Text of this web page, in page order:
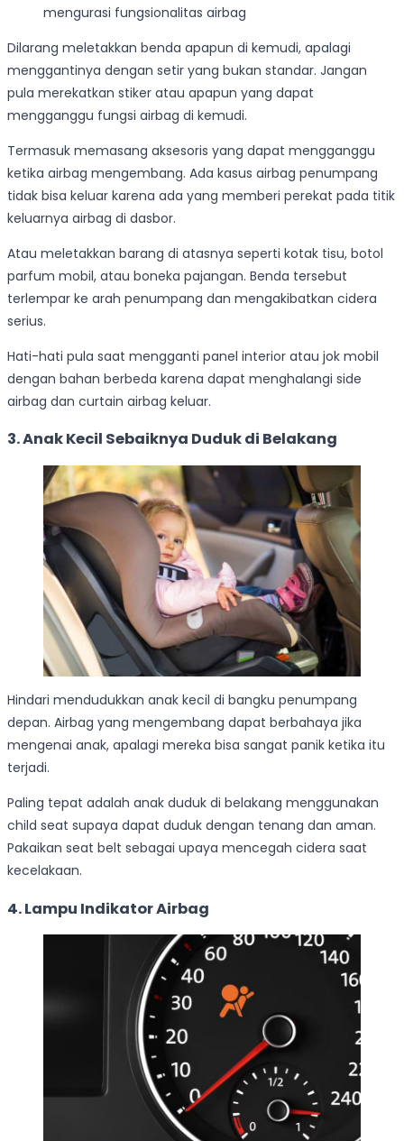
mengurasi fungsionalitas airbag
Dilarang meletakkan benda apapun di kemudi, apalagi
menggantinya dengan setir yang bukan standar. Jangan
pula merekatkan stiker atau apapun yang dapat
mengganggu fungsi airbag di kemudi.
Termasuk memasang aksesoris yang dapat mengganggu
ketika airbag mengembang. Ada kasus airbag penumpang
tidak bisa keluar karena ada yang memberi perekat pada titik
keluarnya airbag di dasbor.
Atau meletakkan barang di atasnya seperti kotak tisu, botol
parfum mobil, atau boneka pajangan. Benda tersebut
terlempar ke arah penumpang dan mengakibatkan cidera
serius.
Hati-hati pula saat mengganti panel interior atau jok mobil
dengan bahan berbeda karena dapat menghalangi side
airbag dan curtain airbag keluar.
3. Anak Kecil Sebaiknya Duduk di Belakang
Hindari mendudukkan anak kecil di bangku penumpang
depan. Airbag yang mengembang dapat berbahaya jika
mengenai anak, apalagi mereka bisa sangat panik ketika itu
terjadi.
Paling tepat adalah anak duduk di belakang menggunakan
child seat supaya dapat duduk dengan tenang dan aman.
Pakaikan seat belt sebagai upaya mencegah cidera saat
kecelakaan.
4. Lampu Indikator Airbag